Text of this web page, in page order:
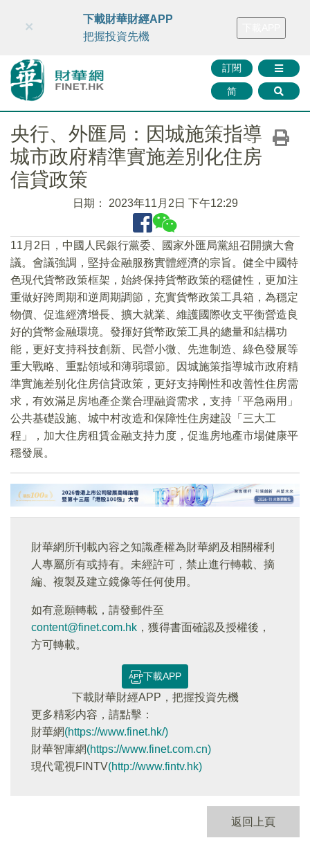
財華智庫網 FINTV FINMETA 財華證券 媒體矩陣
訂閱
简
×
下載財華財經APP
把握投資先機
央行、外匯局：因城施策指導
城市政府精準實施差別化住房
信貸政策
日期： 2023年11月2日 下午12:29
11月2日，中國人民銀行黨委、國家外匯局黨組召開擴大會
議。會議強調，堅持金融服務實體經濟的宗旨。健全中國特
色現代貨幣政策框架，始終保持貨幣政策的穩健性，更加注
重做好跨周期和逆周期調節，充實貨幣政策工具箱，為穩定
物價、促進經濟增長、擴大就業、維護國際收支平衡營造良
好的貨幣金融環境。發揮好貨幣政策工具的總量和結構功
能，更好支持科技創新、民營小微、先進制造、綠色發展等
重大戰略、重點領域和薄弱環節。因城施策指導城市政府精
準實施差别化住房信貸政策，更好支持剛性和改善性住房需
求，有效滿足房地產企業合理融資需求，支持「平急兩用」
公共基礎設施、城中村改造和保障性住房建設「三大工
程」，加大住房租賃金融支持力度，促進房地產市場健康平
穩發展。
財華網所刊載內容之知識產權為財華網及相關權利
人專屬所有或持有。未經許可，禁止進行轉載、摘
編、複製及建立鏡像等任何使用。
如有意願轉載，請發郵件至
content@finet.com.hk ，獲得書面確認及授權後，
方可轉載。
下載APP
下載財華財經APP，把握投資先機
更多精彩内容，請點擊：
財華網(https://www.finet.hk/)
財華智庫網(https://www.finet.com.cn)
現代電視FINTV(http://www.fintv.hk)
返回上頁